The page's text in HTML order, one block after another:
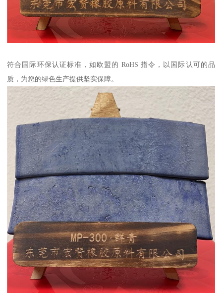
符合国际环保认证标准，如欧盟的 RoHS 指令，以国际认可的品
质，为您的绿色生产提供坚实保障。